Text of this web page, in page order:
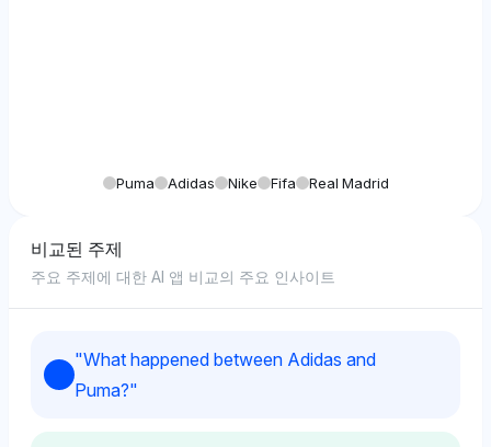
Puma Adidas Nike Fifa Real Madrid
비교된 주제
주요 주제에 대한 AI 앱 비교의 주요 인사이트
"What happened between Adidas and
Puma?"